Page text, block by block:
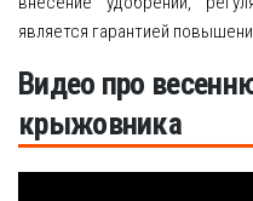
является гарантией
Видео про
крыжовника